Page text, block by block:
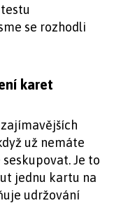
se rozhodli
karet
už nemáte
Je to
jednu kartu na
udržování